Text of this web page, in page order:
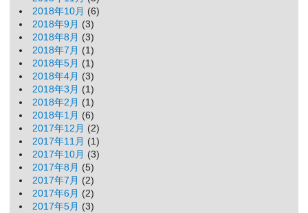
2018年10月 (6)
2018年9月 (3)
2018年8月 (3)
2018年7月 (1)
2018年5月 (1)
2018年4月 (3)
2018年3月 (1)
2018年2月 (1)
2018年1月 (6)
2017年12月 (2)
2017年11月 (1)
2017年10月 (3)
2017年8月 (5)
2017年7月 (2)
2017年6月 (2)
2017年5月 (3)